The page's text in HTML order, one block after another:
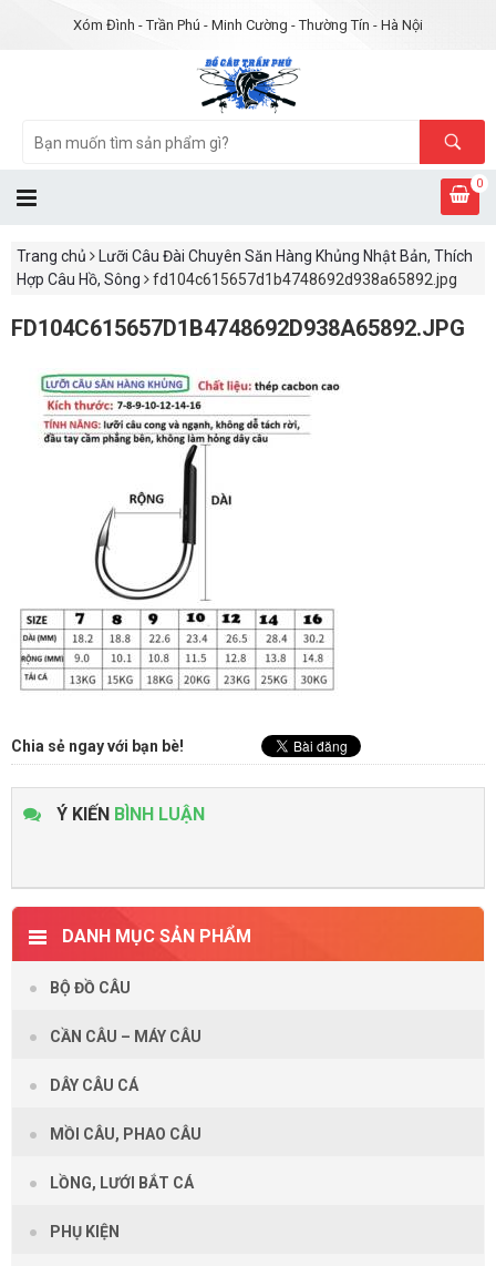
Xóm Đình - Trần Phú - Minh Cường - Thường Tín - Hà Nội
0
Trang chủ
Lưỡi Câu Đài Chuyên Săn Hàng Khủng Nhật Bản, Thích
Hợp Câu Hồ, Sông
fd104c615657d1b4748692d938a65892.jpg
FD104C615657D1B4748692D938A65892.JPG
Chia sẻ ngay với bạn bè!
Ý KIẾN BÌNH LUẬN
DANH MỤC SẢN PHẨM
BỘ ĐỒ CÂU
CẦN CÂU – MÁY CÂU
DÂY CÂU CÁ
MỒI CÂU, PHAO CÂU
LỒNG, LƯỚI BẮT CÁ
PHỤ KIỆN